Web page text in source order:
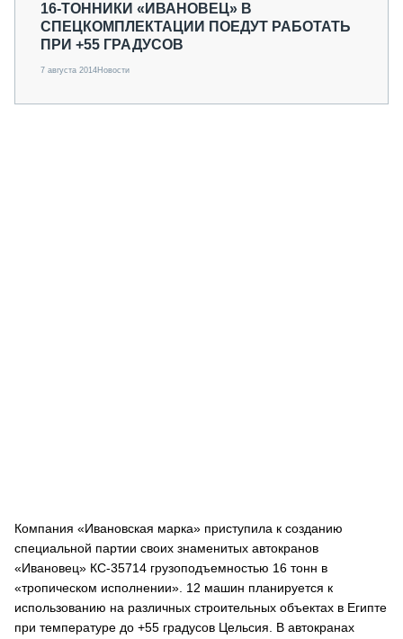
16-ТОННИКИ «ИВАНОВЕЦ» В
СПЕЦКОМПЛЕКТАЦИИ ПОЕДУТ РАБОТАТЬ
ПРИ +55 ГРАДУСОВ
7 августа 2014Новости
Компания «Ивановская марка» приступила к созданию
специальной партии своих знаменитых автокранов
«Ивановец» КС-35714 грузоподъемностью 16 тонн в
«тропическом исполнении». 12 машин планируется к
использованию на различных строительных объектах в Египте
при температуре до +55 градусов Цельсия. В автокранах